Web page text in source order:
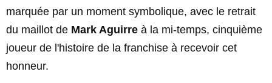
marquée par un moment symbolique, avec le retrait
du maillot de Mark Aguirre à la mi-temps, cinquième
joueur de l'histoire de la franchise à recevoir cet
honneur.